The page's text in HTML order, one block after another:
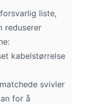
liste,
reduserer
kabelstørrelse
svivler
for å